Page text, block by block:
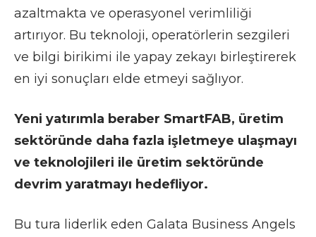
azaltmakta ve operasyonel verimliliği
artırıyor. Bu teknoloji, operatörlerin sezgileri
ve bilgi birikimi ile yapay zekayı birleştirerek
en iyi sonuçları elde etmeyi sağlıyor.
Yeni yatırımla beraber SmartFAB, üretim
sektöründe daha fazla işletmeye ulaşmayı
ve teknolojileri ile üretim sektöründe
devrim yaratmayı hedefliyor.
Bu tura liderlik eden Galata Business Angels